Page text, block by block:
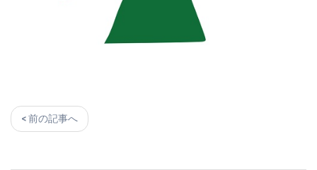
< 前の記事へ